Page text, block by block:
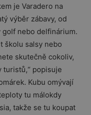
je Varadero na
výběr zábavy, od
nebo delfinárium.
školu salsy nebo
skutečně cokoliv,
turistů,“ popisuje
Kubu omývají
tu málokdy
takže se tu koupat